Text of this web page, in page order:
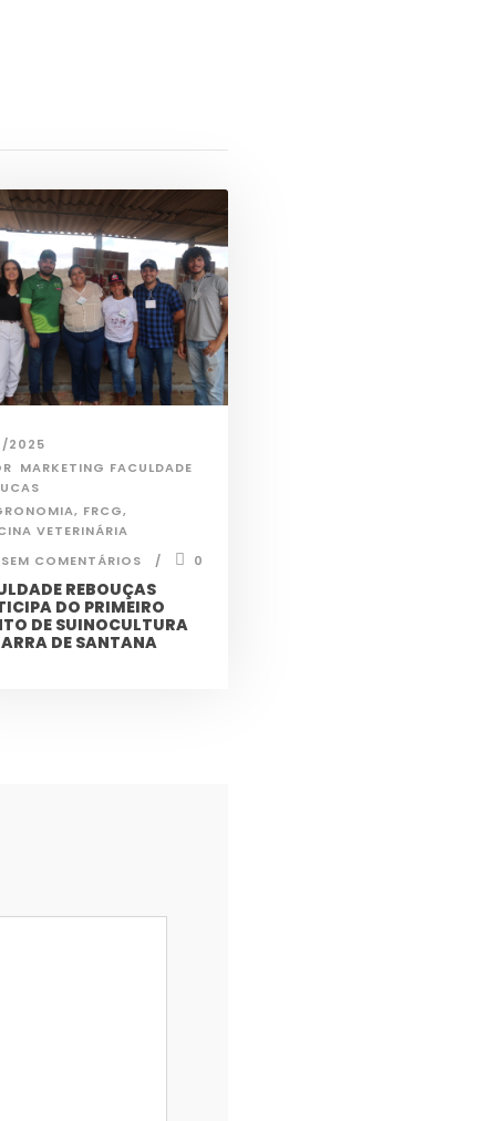
2025
MARKETING FACULDADE
, FRCG,
VETERINÁRIA
SEM COMENTÁRIOS
0
REBOUÇAS
DO PRIMEIRO
DE SUINOCULTURA
DE SANTANA